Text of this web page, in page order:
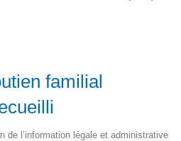
familial
de l’information légale et administrative